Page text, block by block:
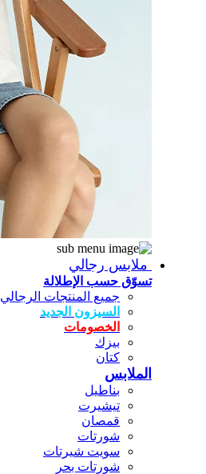
ملابس رجالي
تسوّق حسب الإطلالة
جميع المنتجات الرجالي
السيزون الجديد
الخصومات
بيزك
كتان
الملابس
بناطيل
تيشيرت
قمصان
شورتات
سويت شيرتات
شورتات بحر